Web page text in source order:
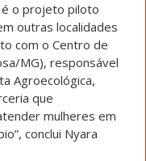
o projeto piloto
outras localidades
com o Centro de
MG), responsável
Agroecológica,
que
mulheres em
conclui Nyara